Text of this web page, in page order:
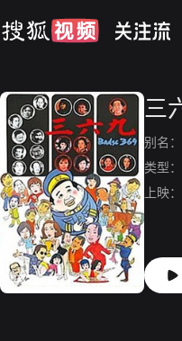
三
别名：
类型：
上映：